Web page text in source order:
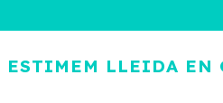
ESTIMEM LLEIDA EN